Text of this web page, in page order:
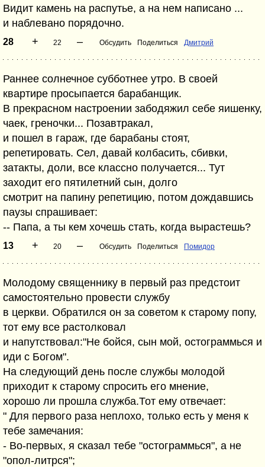
Видит камень на распутье, а на нем написано ...
и наблевано порядочно.
28 + 22 – Обсудить Поделиться Дмитрий
Раннее солнечное субботнее утро. В своей
квартире просыпается барабанщик.
В прекрасном настроении забодяжил себе яишенку,
чаек, греночки... Позавтракал,
и пошел в гараж, где барабаны стоят,
репетировать. Сел, давай колбасить, сбивки,
затакты, доли, все классно получается... Тут
заходит его пятилетний сын, долго
смотрит на папину репетицию, потом дождавшись
паузы спрашивает:
-- Папа, а ты кем хочешь стать, когда вырастешь?
13 + 20 – Обсудить Поделиться Помидор
Молодому священнику в первый раз предстоит
самостоятельно провести службу
в церкви. Обратился он за советом к старому попу,
тот ему все растолковал
и напутствовал:"Не бойся, сын мой, остограммься и
иди с Богом".
На следующий день после службы молодой
приходит к старому спросить его мнение,
хорошо ли прошла служба.Тот ему отвечает:
" Для первого раза неплохо, только есть у меня к
тебе замечания:
- Во-первых, я сказал тебе "остограммься", а не
"опол-литрся";